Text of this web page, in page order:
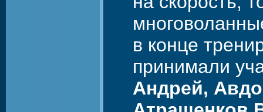
в конце
принимали
Андрей,